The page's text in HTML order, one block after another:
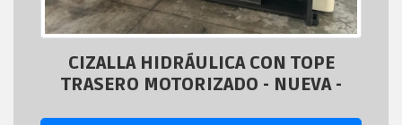
CIZALLA HIDRÁULICA CON TOPE
TRASERO MOTORIZADO - NUEVA -